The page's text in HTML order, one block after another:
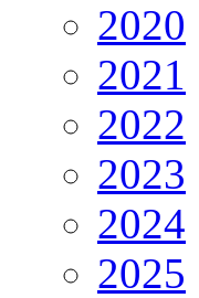
2020
2021
2022
2023
2024
2025